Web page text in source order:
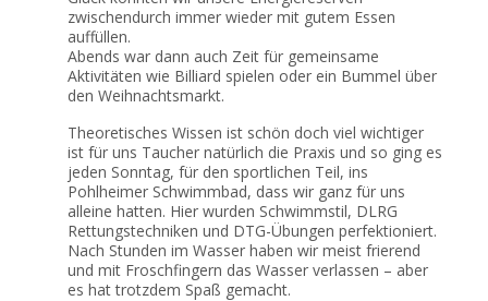
zwischendurch immer wieder mit gutem Essen
auffüllen.
Abends war dann auch Zeit für gemeinsame
Aktivitäten wie Billiard spielen oder ein Bummel über
den Weihnachtsmarkt.
Theoretisches Wissen ist schön doch viel wichtiger
ist für uns Taucher natürlich die Praxis und so ging es
jeden Sonntag, für den sportlichen Teil, ins
Pohlheimer Schwimmbad, dass wir ganz für uns
alleine hatten. Hier wurden Schwimmstil, DLRG
Rettungstechniken und DTG-Übungen perfektioniert.
Nach Stunden im Wasser haben wir meist frierend
und mit Froschfingern das Wasser verlassen – aber
es hat trotzdem Spaß gemacht.